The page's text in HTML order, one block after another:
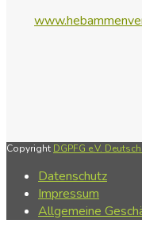
Copyright DGPFG e.V.
Datenschutz
Impressum
Allgemeine